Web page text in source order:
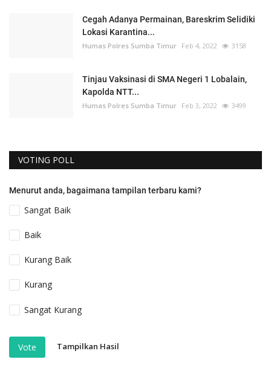
Cegah Adanya Permainan, Bareskrim Selidiki
Lokasi Karantina...
Humas Polres Sumba Timur Feb 4, 2022 3158
Tinjau Vaksinasi di SMA Negeri 1 Lobalain,
Kapolda NTT...
Humas Polres Sumba Timur Feb 3, 2022 3499
VOTING POLL
Menurut anda, bagaimana tampilan terbaru kami?
Sangat Baik
Baik
Kurang Baik
Kurang
Sangat Kurang
Vote Tampilkan Hasil